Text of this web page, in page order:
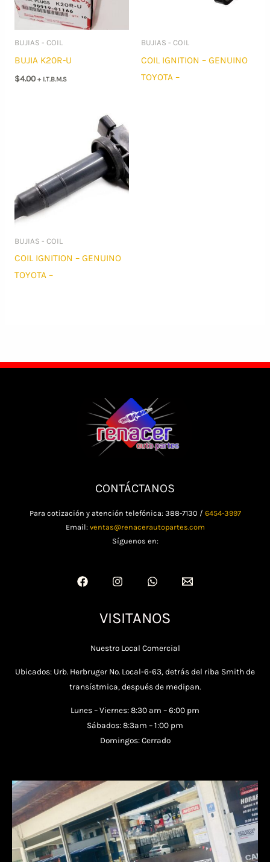
BUJIAS - COIL
BUJIA K20R-U
$4.00 + I.T.B.M.S
BUJIAS - COIL
COIL IGNITION – GENUINO
TOYOTA –
BUJIAS - COIL
COIL IGNITION – GENUINO
TOYOTA –
CONTÁCTANOS
Para cotización y atención telefónica: 388-7130 / 6454-3997
Email: ventas@renacerautopartes.com
Síguenos en:
VISITANOS
Nuestro Local Comercial
Ubicados: Urb. Herbruger No. Local-6-63, detrás del riba Smith de
transístmica, después de medipan.
Lunes – Viernes: 8:30 am – 6:00 pm
Sábados: 8:3am – 1:00 pm
Domingos: Cerrado